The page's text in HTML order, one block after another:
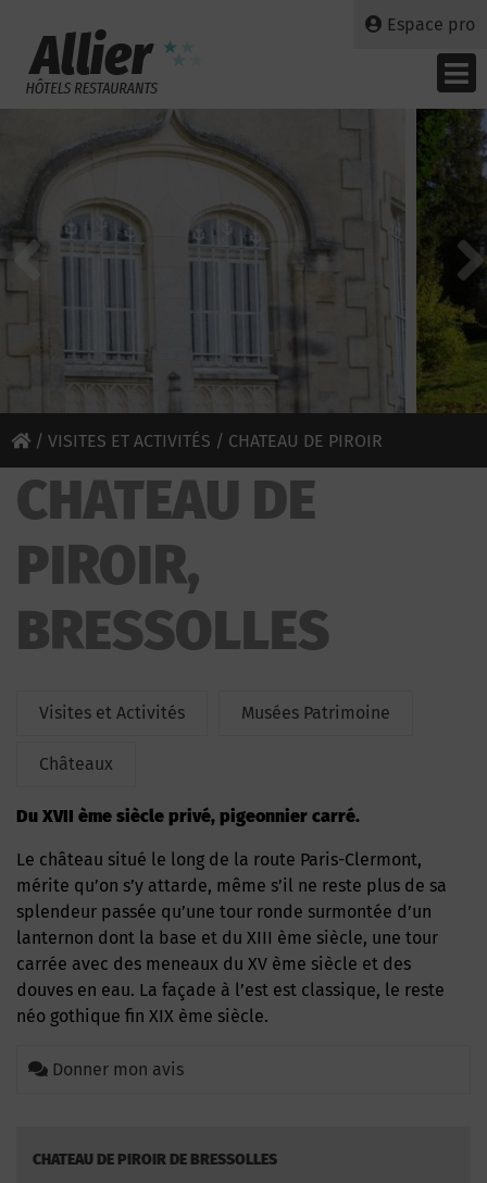
Espace pro
/ VISITES ET ACTIVITÉS / CHATEAU DE PIROIR
CHATEAU DE
PIROIR,
BRESSOLLES
Visites et Activités Musées Patrimoine
Châteaux
du XVII ème siècle privé, pigeonnier carré.
Le château situé le long de la route Paris-Clermont,
mérite qu’on s’y attarde, même s’il ne reste plus de sa
splendeur passée qu’une tour ronde surmontée d’un
lanternon dont la base et du XIII ème siècle, une tour
carrée avec des meneaux du XV ème siècle et des
douves en eau. La façade à l’est est classique, le reste
néo gothique fin XIX ème siècle.
Donner mon avis
CHATEAU DE PIROIR DE BRESSOLLES